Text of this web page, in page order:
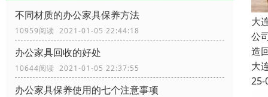
不同材质的办公家具保养方法
10959阅读 2021-01-05 22:44:18
办公家具回收的好处
10644阅读 2021-01-05 22:37:55
办公家具保养使用的七个注意事项
大
公
造
大
25-